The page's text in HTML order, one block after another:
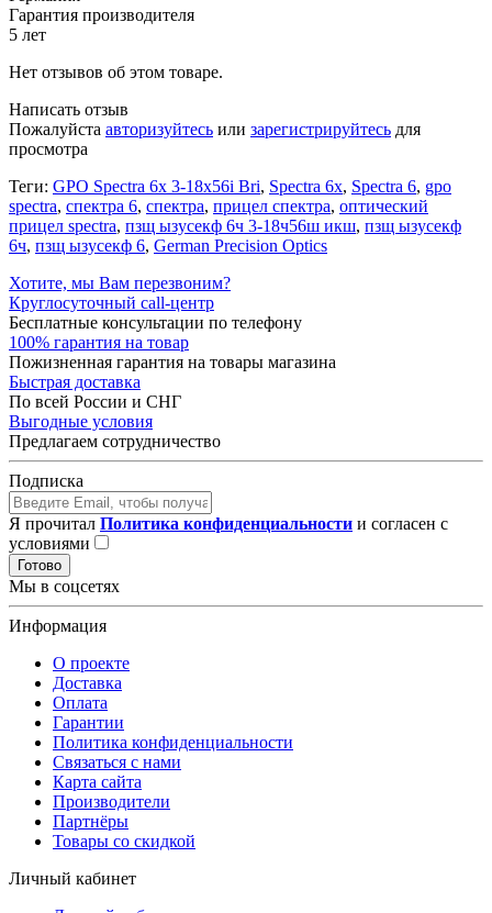
Гарантия производителя
5 лет
Нет отзывов об этом товаре.
Написать отзыв
Пожалуйста авторизуйтесь или зарегистрируйтесь для
просмотра
Теги: GPO Spectra 6x 3-18x56i Bri, Spectra 6x, Spectra 6, gpo
spectra, спектра 6, спектра, прицел спектра, оптический
прицел spectra, пзщ ызусекф 6ч 3-18ч56ш икш, пзщ ызусекф
6ч, пзщ ызусекф 6, German Precision Optics
Хотите, мы Вам перезвоним?
Круглосуточный call-центр
Бесплатные консультации по телефону
100% гарантия на товар
Пожизненная гарантия на товары магазина
Быстрая доставка
По всей России и СНГ
Выгодные условия
Предлагаем сотрудничество
Подписка
Я прочитал Политика конфиденциальности и согласен с
условиями
Готово
Мы в соцсетях
Информация
О проекте
Доставка
Оплата
Гарантии
Политика конфиденциальности
Связаться с нами
Карта сайта
Производители
Партнёры
Товары со скидкой
Личный кабинет